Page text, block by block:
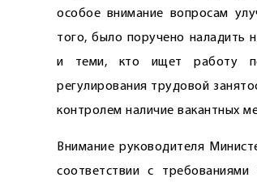
особое внимание вопросам
того, было поручено наладить
и теми, кто ищет работу по
регулирования трудовой
контролем наличие вакантных
Внимание руководителя
соответствии с